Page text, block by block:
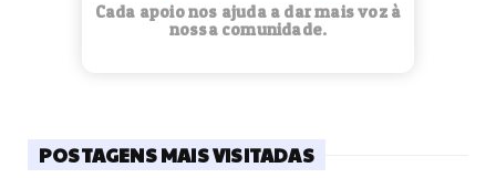
Cada apoio nos ajuda a dar mais voz à
nossa comunidade.
POSTAGENS MAIS VISITADAS